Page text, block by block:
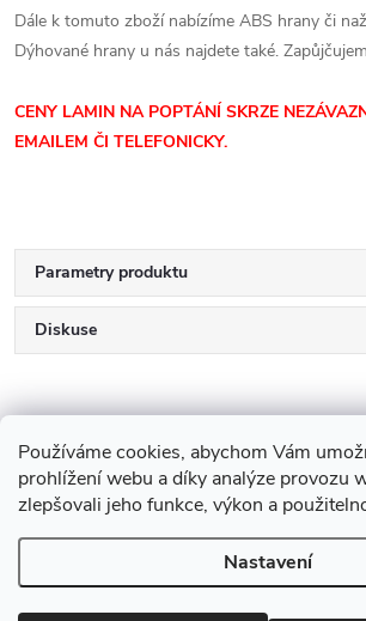
Používáme cookies, abychom Vám
prohlížení webu a díky analýze provozu
zlepšovali jeho funkce, výkon a
Nastavení
Dále k tomuto zboží nabízíme ABS hrany či
Dýhované hrany u nás najdete také.
CENY LAMIN NA POPTÁNÍ SKRZE
EMAILEM ČI TELEFONICKY.
Parametry produktu
Diskuse
Z
á
Drevobis Horoměřice. Všechna
nastavení cookies